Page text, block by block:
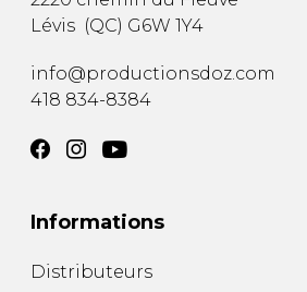
Lévis (QC) G6W 1Y4
info@productionsdoz.com
418 834-8384
Informations
Distributeurs